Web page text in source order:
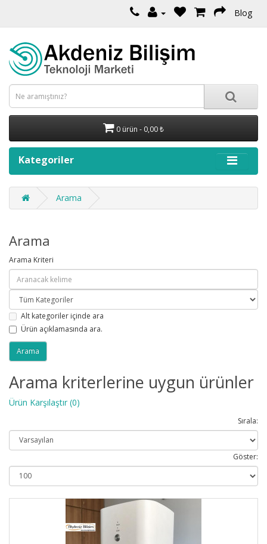
Blog
0 ürün - 0,00 ₺
Kategoriler
Arama
Arama
Arama Kriteri
Alt kategoriler içinde ara
Ürün açıklamasında ara.
Arama kriterlerine uygun ürünler
Ürün Karşılaştır (0)
Sırala:
Göster: